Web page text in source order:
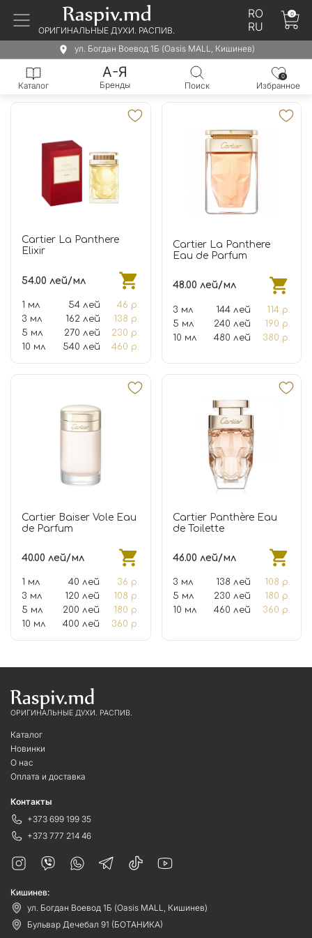
ОРИГИНАЛЬНЫЕ ДУХИ. РАСПИВ.
RO
RU
0
ул. Богдан Воевод 1Б (Oasis MALL, Кишинев)
Каталог
А-Я
Бренды Поиск
0
Избранное
Cartier La Panthere
Elixir
54.00 лей/мл
1 мл 54 лей
46 р.
3 мл
162 лей
138 р.
5 мл
270 лей
230 р.
10 мл
540 лей 460 р.
Cartier La Panthere
Eau de Parfum
48.00 лей/мл
3 мл 144 лей
114 р.
5 мл
240 лей
190 р.
10 мл
480 лей 380 р.
Cartier Baiser Vole Eau
de Parfum
40.00 лей/мл
1 мл 40 лей
36 р.
3 мл
120 лей
108 р.
5 мл
200 лей
180 р.
10 мл
400 лей 360 р.
Cartier Panthère Eau
de Toilette
46.00 лей/мл
3 мл 138 лей
108 р.
5 мл
230 лей
180 р.
10 мл
460 лей 360 р.
ОРИГИНАЛЬНЫЕ ДУХИ. РАСПИВ.
Каталог
Новинки
О нас
Оплата и доставка
Контакты
+373 699 199 35
+373 777 214 46
Кишинев:
ул. Богдан Воевод 1Б (Oasis MALL, Кишинев)
Бульвар Дечебал 91 (БОТАНИКА)